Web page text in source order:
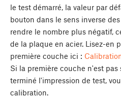
le test démarré, la valeur par
bouton dans le sens inverse
rendre le nombre plus négatif,
de la plaque en acier. Lisez-en
première couche ici :
Si la première couche n'est pas
terminé l'impression de test,
calibration.